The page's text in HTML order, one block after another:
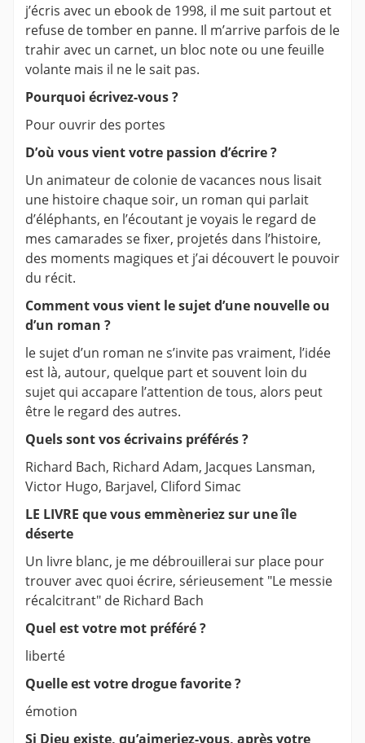
j’écris avec un ebook de 1998, il me suit partout et
refuse de tomber en panne. Il m’arrive parfois de le
trahir avec un carnet, un bloc note ou une feuille
volante mais il ne le sait pas.
Pourquoi écrivez-vous ?
Pour ouvrir des portes
D’où vous vient votre passion d’écrire ?
Un animateur de colonie de vacances nous lisait
une histoire chaque soir, un roman qui parlait
d’éléphants, en l’écoutant je voyais le regard de
mes camarades se fixer, projetés dans l’histoire,
des moments magiques et j’ai découvert le pouvoir
du récit.
Comment vous vient le sujet d’une nouvelle ou
d’un roman ?
le sujet d’un roman ne s’invite pas vraiment, l’idée
est là, autour, quelque part et souvent loin du
sujet qui accapare l’attention de tous, alors peut
être le regard des autres.
Quels sont vos écrivains préférés ?
Richard Bach, Richard Adam, Jacques Lansman,
Victor Hugo, Barjavel, Cliford Simac
LE LIVRE que vous emmèneriez sur une île
déserte
Un livre blanc, je me débrouillerai sur place pour
trouver avec quoi écrire, sérieusement "Le messie
récalcitrant" de Richard Bach
Quel est votre mot préféré ?
liberté
Quelle est votre drogue favorite ?
émotion
Si Dieu existe, qu’aimeriez-vous, après votre